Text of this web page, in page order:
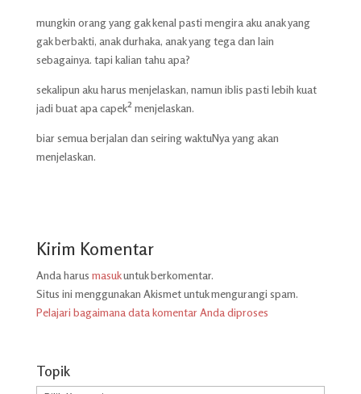
mungkin orang yang gak kenal pasti mengira aku anak yang
gak berbakti, anak durhaka, anak yang tega dan lain
sebagainya. tapi kalian tahu apa?
sekalipun aku harus menjelaskan, namun iblis pasti lebih kuat
jadi buat apa capek² menjelaskan.
biar semua berjalan dan seiring waktuNya yang akan
menjelaskan.
Kirim Komentar
Anda harus masukuntuk berkomentar.
Situs ini menggunakan Akismet untuk mengurangi spam.
Pelajari bagaimana data komentar Anda diproses
Topik